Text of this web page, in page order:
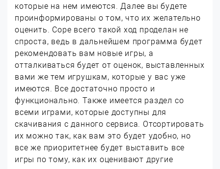
которые на нем имеются. Далее вы будете
проинформированы о том, что их желательно
оценить. Соре всего такой ход проделан не
спроста, ведь в дальнейшем программа будет
рекомендовать вам новые игры, а
отталкиваться будет от оценок, выставленных
вами же тем игрушкам, которые у вас уже
имеются. Все достаточно просто и
функционально. Также имеется раздел со
всеми играми, которые доступны для
скачивания с данного сервиса. Отсортировать
их можно так, как вам это будет удобно, но
все же приоритетнее будет выставить все
игры по тому, как их оценивают другие